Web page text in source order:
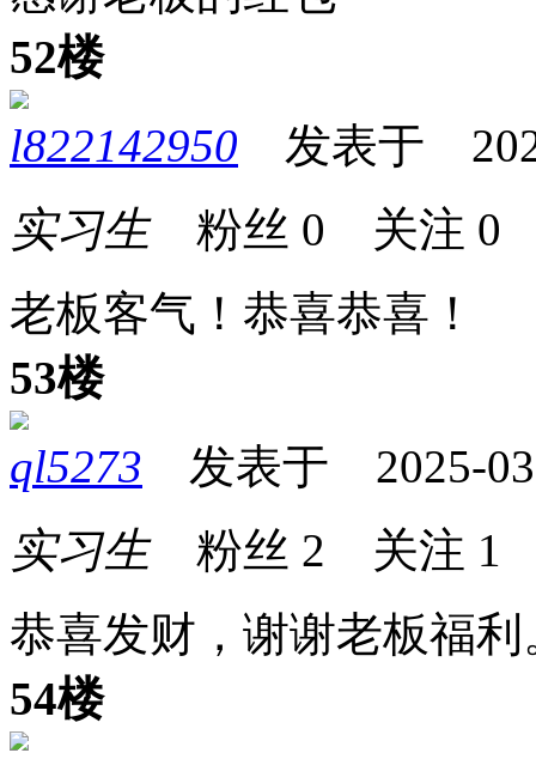
52楼
l822142950 发表于
实习生粉丝 0 关注 0
老板客气！恭喜恭喜！
53楼
ql5273 发表于 2025-
实习生粉丝 2 关注 1
恭喜发财，谢谢老板福利
54楼